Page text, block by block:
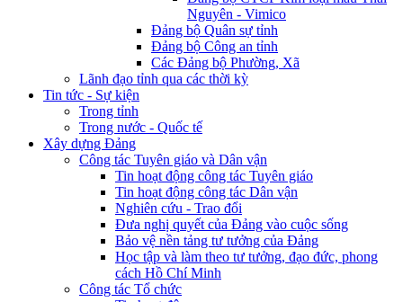
Nguyên - Vimico
Đảng bộ Quân sự tỉnh
Đảng bộ Công an tỉnh
Các Đảng bộ Phường, Xã
Lãnh đạo tỉnh qua các thời kỳ
Tin tức - Sự kiện
Trong tỉnh
Trong nước - Quốc tế
Xây dựng Đảng
Công tác Tuyên giáo và Dân vận
Tin hoạt động công tác Tuyên giáo
Tin hoạt động công tác Dân vận
Nghiên cứu - Trao đổi
Đưa nghị quyết của Đảng vào cuộc sống
Bảo vệ nền tảng tư tưởng của Đảng
Học tập và làm theo tư tưởng, đạo đức, phong
cách Hồ Chí Minh
Công tác Tổ chức